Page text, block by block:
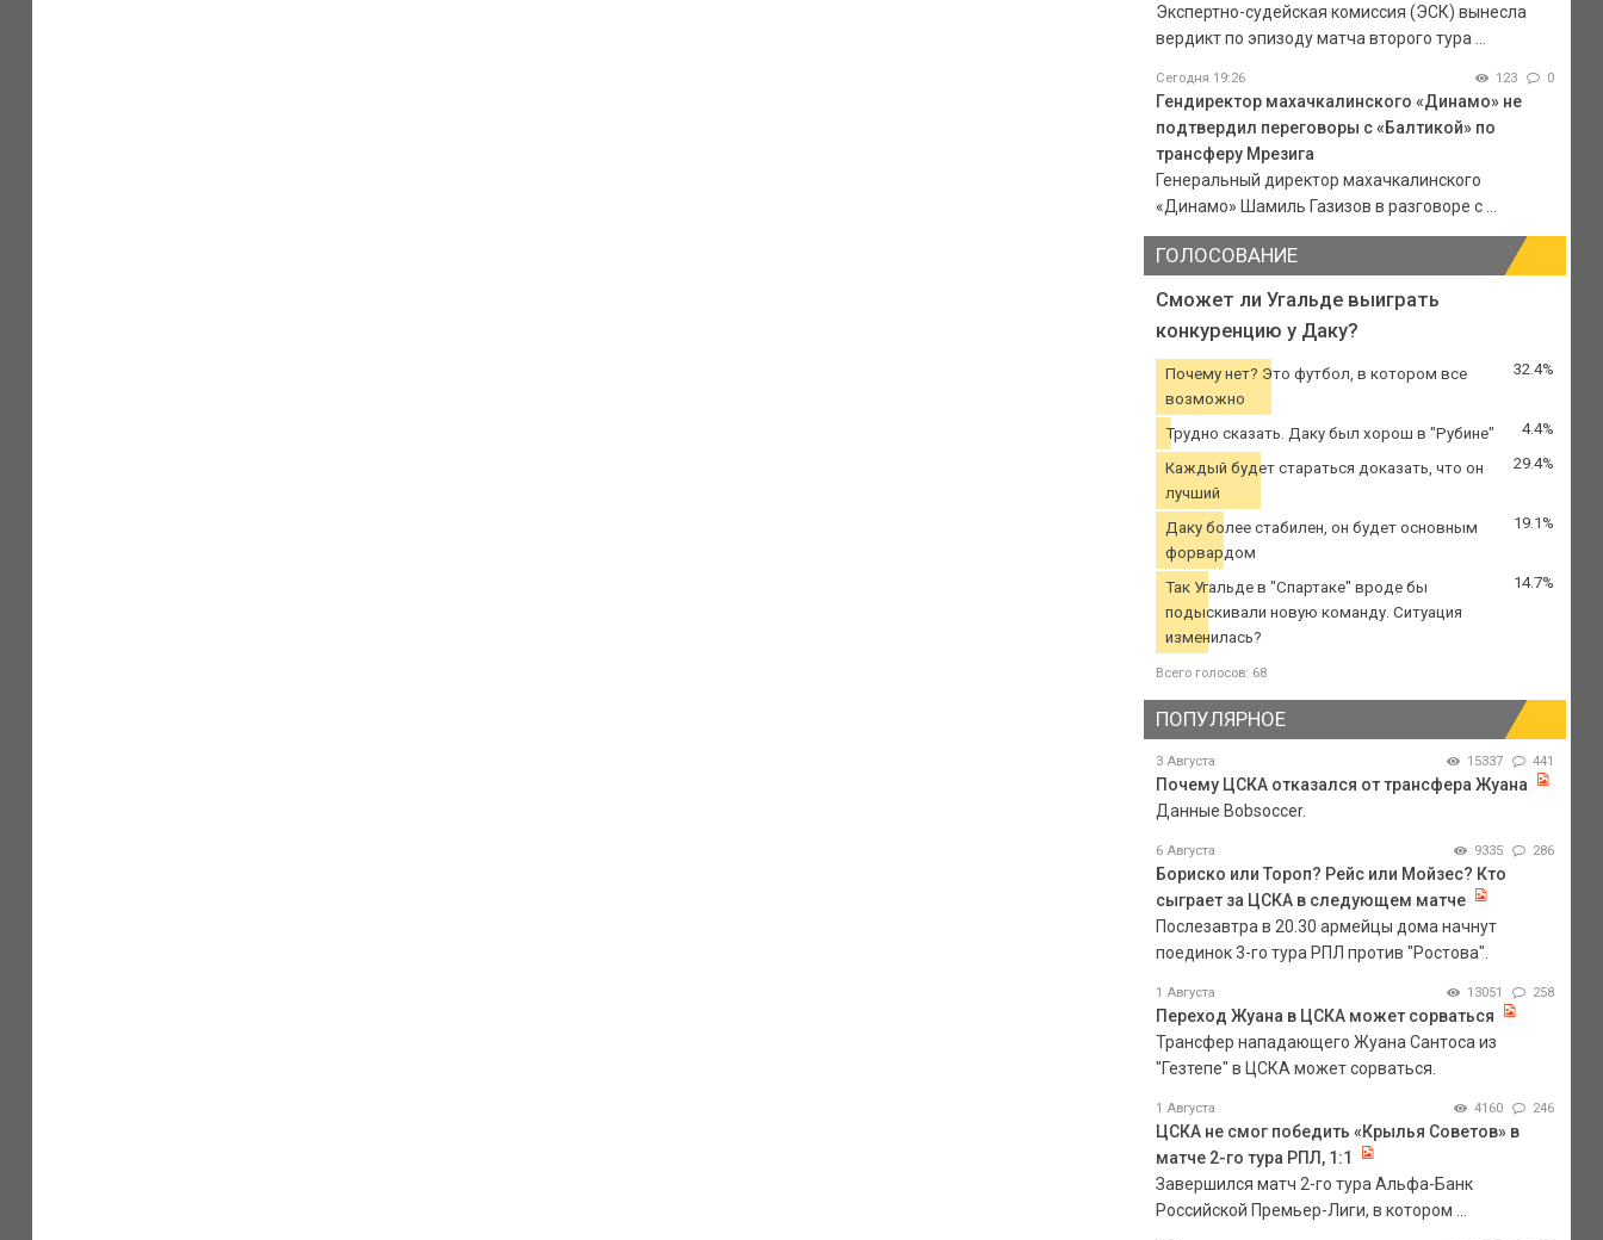
Экспертно-судейская комиссия (ЭСК) вынесла
вердикт по эпизоду матча второго тура ...
Сегодня 19:26 123 0
Гендиректор махачкалинского «Динамо» не
подтвердил переговоры с «Балтикой» по
трансферу Мрезига
Генеральный директор махачкалинского
«Динамо» Шамиль Газизов в разговоре с ...
ГОЛОСОВАНИЕ
Сможет ли Угальде выиграть
конкуренцию у Даку?
Почему нет? Это футбол, в котором все
возможно
32.4%
Трудно сказать. Даку был хорош в "Рубине" 4.4%
Каждый будет стараться доказать, что он
лучший
29.4%
Даку более стабилен, он будет основным
форвардом
19.1%
Так Угальде в "Спартаке" вроде бы
подыскивали новую команду. Ситуация
изменилась?
14.7%
Всего голосов: 68
ПОПУЛЯРНОЕ
3 Августа 15337 441
Почему ЦСКА отказался от трансфера Жуана
Данные Bobsoccer.
6 Августа 9335 286
Бориско или Тороп? Рейс или Мойзес? Кто
сыграет за ЦСКА в следующем матче
Послезавтра в 20.30 армейцы дома начнут
поединок 3-го тура РПЛ против "Ростова".
1 Августа 13051 258
Переход Жуана в ЦСКА может сорваться
Трансфер нападающего Жуана Сантоса из
"Гезтепе" в ЦСКА может сорваться.
1 Августа 4160 246
ЦСКА не смог победить «Крылья Советов» в
матче 2-го тура РПЛ, 1:1
Завершился матч 2-го тура Альфа-Банк
Российской Премьер-Лиги, в котором ...